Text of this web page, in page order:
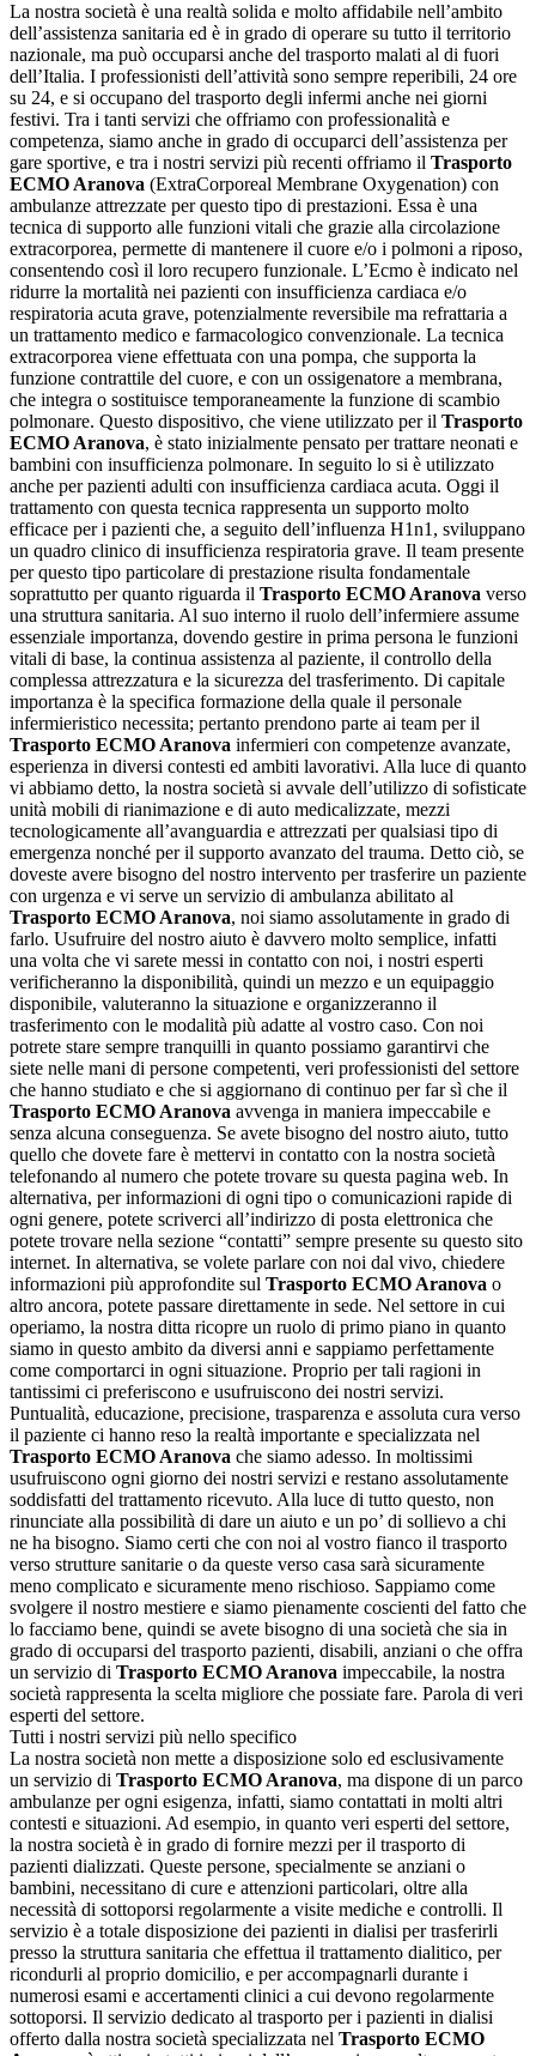
La nostra società è una realtà solida e molto affidabile nell’ambito
dell’assistenza sanitaria ed è in grado di operare su tutto il territorio
nazionale, ma può occuparsi anche del trasporto malati al di fuori
dell’Italia. I professionisti dell’attività sono sempre reperibili, 24 ore
su 24, e si occupano del trasporto degli infermi anche nei giorni
festivi. Tra i tanti servizi che offriamo con professionalità e
competenza, siamo anche in grado di occuparci dell’assistenza per
gare sportive, e tra i nostri servizi più recenti offriamo il Trasporto
ECMO Aranova (ExtraCorporeal Membrane Oxygenation) con
ambulanze attrezzate per questo tipo di prestazioni. Essa è una
tecnica di supporto alle funzioni vitali che grazie alla circolazione
extracorporea, permette di mantenere il cuore e/o i polmoni a riposo,
consentendo così il loro recupero funzionale. L’Ecmo è indicato nel
ridurre la mortalità nei pazienti con insufficienza cardiaca e/o
respiratoria acuta grave, potenzialmente reversibile ma refrattaria a
un trattamento medico e farmacologico convenzionale. La tecnica
extracorporea viene effettuata con una pompa, che supporta la
funzione contrattile del cuore, e con un ossigenatore a membrana,
che integra o sostituisce temporaneamente la funzione di scambio
polmonare. Questo dispositivo, che viene utilizzato per il Trasporto
ECMO Aranova, è stato inizialmente pensato per trattare neonati e
bambini con insufficienza polmonare. In seguito lo si è utilizzato
anche per pazienti adulti con insufficienza cardiaca acuta. Oggi il
trattamento con questa tecnica rappresenta un supporto molto
efficace per i pazienti che, a seguito dell’influenza H1n1, sviluppano
un quadro clinico di insufficienza respiratoria grave. Il team presente
per questo tipo particolare di prestazione risulta fondamentale
soprattutto per quanto riguarda il Trasporto ECMO Aranova verso
una struttura sanitaria. Al suo interno il ruolo dell’infermiere assume
essenziale importanza, dovendo gestire in prima persona le funzioni
vitali di base, la continua assistenza al paziente, il controllo della
complessa attrezzatura e la sicurezza del trasferimento. Di capitale
importanza è la specifica formazione della quale il personale
infermieristico necessita; pertanto prendono parte ai team per il
Trasporto ECMO Aranova infermieri con competenze avanzate,
esperienza in diversi contesti ed ambiti lavorativi. Alla luce di quanto
vi abbiamo detto, la nostra società si avvale dell’utilizzo di sofisticate
unità mobili di rianimazione e di auto medicalizzate, mezzi
tecnologicamente all’avanguardia e attrezzati per qualsiasi tipo di
emergenza nonché per il supporto avanzato del trauma. Detto ciò, se
doveste avere bisogno del nostro intervento per trasferire un paziente
con urgenza e vi serve un servizio di ambulanza abilitato al
Trasporto ECMO Aranova, noi siamo assolutamente in grado di
farlo. Usufruire del nostro aiuto è davvero molto semplice, infatti
una volta che vi sarete messi in contatto con noi, i nostri esperti
verificheranno la disponibilità, quindi un mezzo e un equipaggio
disponibile, valuteranno la situazione e organizzeranno il
trasferimento con le modalità più adatte al vostro caso. Con noi
potrete stare sempre tranquilli in quanto possiamo garantirvi che
siete nelle mani di persone competenti, veri professionisti del settore
che hanno studiato e che si aggiornano di continuo per far sì che il
Trasporto ECMO Aranova avvenga in maniera impeccabile e
senza alcuna conseguenza. Se avete bisogno del nostro aiuto, tutto
quello che dovete fare è mettervi in contatto con la nostra società
telefonando al numero che potete trovare su questa pagina web. In
alternativa, per informazioni di ogni tipo o comunicazioni rapide di
ogni genere, potete scriverci all’indirizzo di posta elettronica che
potete trovare nella sezione “contatti” sempre presente su questo sito
internet. In alternativa, se volete parlare con noi dal vivo, chiedere
informazioni più approfondite sul Trasporto ECMO Aranova o
altro ancora, potete passare direttamente in sede. Nel settore in cui
operiamo, la nostra ditta ricopre un ruolo di primo piano in quanto
siamo in questo ambito da diversi anni e sappiamo perfettamente
come comportarci in ogni situazione. Proprio per tali ragioni in
tantissimi ci preferiscono e usufruiscono dei nostri servizi.
Puntualità, educazione, precisione, trasparenza e assoluta cura verso
il paziente ci hanno reso la realtà importante e specializzata nel
Trasporto ECMO Aranova che siamo adesso. In moltissimi
usufruiscono ogni giorno dei nostri servizi e restano assolutamente
soddisfatti del trattamento ricevuto. Alla luce di tutto questo, non
rinunciate alla possibilità di dare un aiuto e un po’ di sollievo a chi
ne ha bisogno. Siamo certi che con noi al vostro fianco il trasporto
verso strutture sanitarie o da queste verso casa sarà sicuramente
meno complicato e sicuramente meno rischioso. Sappiamo come
svolgere il nostro mestiere e siamo pienamente coscienti del fatto che
lo facciamo bene, quindi se avete bisogno di una società che sia in
grado di occuparsi del trasporto pazienti, disabili, anziani o che offra
un servizio di Trasporto ECMO Aranova impeccabile, la nostra
società rappresenta la scelta migliore che possiate fare. Parola di veri
esperti del settore.
Tutti i nostri servizi più nello specifico
La nostra società non mette a disposizione solo ed esclusivamente
un servizio di Trasporto ECMO Aranova, ma dispone di un parco
ambulanze per ogni esigenza, infatti, siamo contattati in molti altri
contesti e situazioni. Ad esempio, in quanto veri esperti del settore,
la nostra società è in grado di fornire mezzi per il trasporto di
pazienti dializzati. Queste persone, specialmente se anziani o
bambini, necessitano di cure e attenzioni particolari, oltre alla
necessità di sottoporsi regolarmente a visite mediche e controlli. Il
servizio è a totale disposizione dei pazienti in dialisi per trasferirli
presso la struttura sanitaria che effettua il trattamento dialitico, per
ricondurli al proprio domicilio, e per accompagnarli durante i
numerosi esami e accertamenti clinici a cui devono regolarmente
sottoporsi. Il servizio dedicato al trasporto per i pazienti in dialisi
offerto dalla nostra società specializzata nel Trasporto ECMO